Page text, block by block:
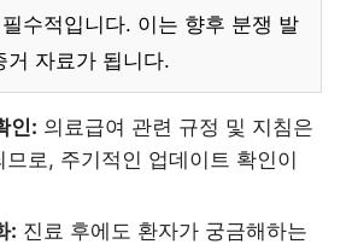
수적입니다. 이는 향후 분쟁 발
거 자료가 됩니다.
인: 의료급여 관련 규정 및 지침은
므로, 주기적인 업데이트 확인이
: 진료 후에도 환자가 궁금해하는